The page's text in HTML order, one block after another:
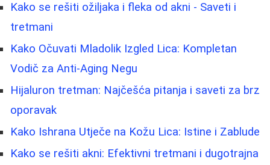
Kako se rešiti ožiljaka i fleka od akni - Saveti i
tretmani
Kako Očuvati Mladolik Izgled Lica: Kompletan
Vodič za Anti-Aging Negu
Hijaluron tretman: Najčešća pitanja i saveti za brz
oporavak
Kako Ishrana Utječe na Kožu Lica: Istine i Zablude
Kako se rešiti akni: Efektivni tretmani i dugotrajna